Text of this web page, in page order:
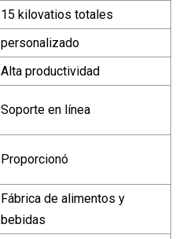
15 kilovatios totales
personalizado
Alta productividad
Soporte en línea
Proporcionó
Fábrica de alimentos y
bebidas